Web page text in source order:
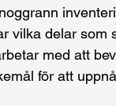
vilka delar som
med att
för att